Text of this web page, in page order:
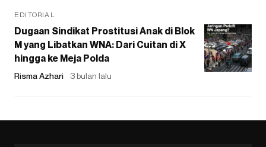
EDITORIAL
Dugaan Sindikat Prostitusi Anak di Blok
M yang Libatkan WNA: Dari Cuitan di X
hingga ke Meja Polda
Risma Azhari 3 bulan lalu